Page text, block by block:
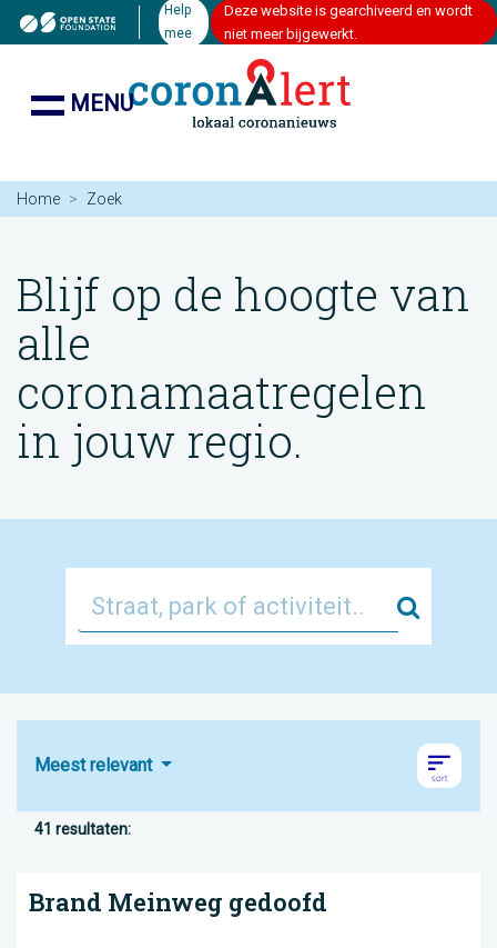
Help
mee
Deze website is gearchiveerd en wordt
niet meer bijgewerkt.
MENU
Home Zoek
Blijf op de hoogte van
alle
coronamaatregelen
in jouw regio.
Zoek
Meest relevant
41 resultaten:
Brand Meinweg gedoofd